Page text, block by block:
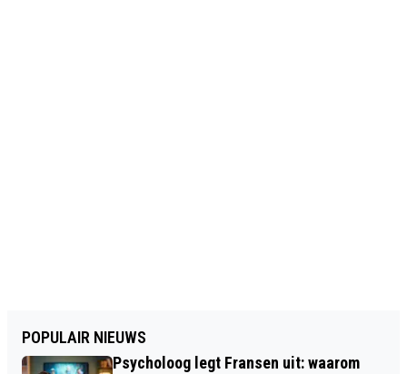
POPULAIR NIEUWS
Psycholoog legt Fransen uit: waarom